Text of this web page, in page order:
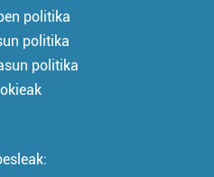
politika
politika
politika